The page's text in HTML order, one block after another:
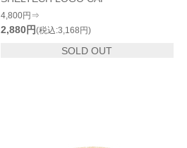
4,800円⇒
2,880円(税込:3,168円)
SOLD OUT